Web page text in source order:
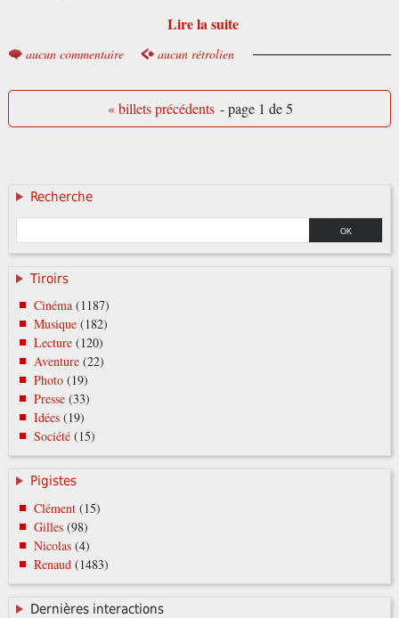
Lire la suite
aucun commentaire aucun rétrolien
« billets précédents - page 1 de 5
Recherche
Tiroirs
Cinéma (1187)
Musique (182)
Lecture (120)
Aventure (22)
Photo (19)
Presse (33)
Idées (19)
Société (15)
Pigistes
Clément(15)
Gilles(98)
Nicolas(4)
Renaud(1483)
Dernières interactions